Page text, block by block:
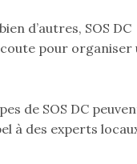
d’autres, SOS DC
pour organiser
de SOS DC
à des experts